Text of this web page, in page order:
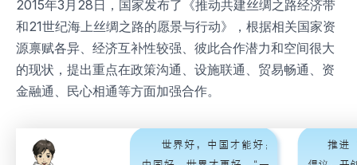
2015年3月28日，国家发布了《推动共建丝绸之路经济带
和21世纪海上丝绸之路的愿景与行动》，根据相关国家资
源禀赋各异、经济互补性较强、彼此合作潜力和空间很大
的现状，提出重点在政策沟通、设施联通、贸易畅通、资
金融通、民心相通等方面加强合作。